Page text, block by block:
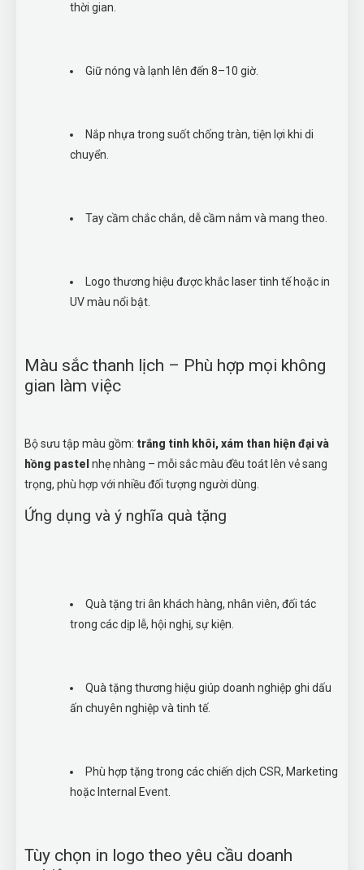
thời gian.
Giữ nóng và lạnh lên đến 8–10 giờ.
Nắp nhựa trong suốt chống tràn, tiện lợi khi di
chuyển.
Tay cầm chắc chắn, dễ cầm nắm và mang theo.
Logo thương hiệu được khắc laser tinh tế hoặc in
UV màu nổi bật.
Màu sắc thanh lịch – Phù hợp mọi không
gian làm việc
Bộ sưu tập màu gồm: trắng tinh khôi, xám than hiện đại và
hồng pastel nhẹ nhàng – mỗi sắc màu đều toát lên vẻ sang
trọng, phù hợp với nhiều đối tượng người dùng.
Ứng dụng và ý nghĩa quà tặng
Quà tặng tri ân khách hàng, nhân viên, đối tác
trong các dịp lễ, hội nghị, sự kiện.
Quà tặng thương hiệu giúp doanh nghiệp ghi dấu
ấn chuyên nghiệp và tinh tế.
Phù hợp tặng trong các chiến dịch CSR, Marketing
hoặc Internal Event.
Tùy chọn in logo theo yêu cầu doanh